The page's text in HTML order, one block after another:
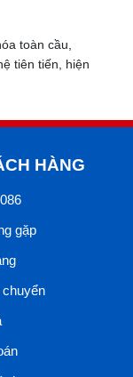
toàn cầu,
tiên tiến, hiện
HÀNG
gặp